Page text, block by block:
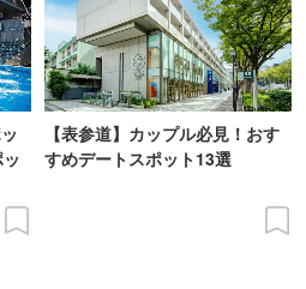
【表参道】カップル必見！おす
すめデートスポット13選